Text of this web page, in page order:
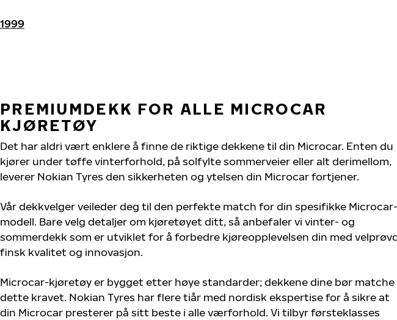
1999
PREMIUMDEKK FOR ALLE MICROCAR
KJØRETØY
Det har aldri vært enklere å finne de riktige dekkene til din Microcar. Enten du
kjører under tøffe vinterforhold, på solfylte sommerveier eller alt derimellom,
leverer Nokian Tyres den sikkerheten og ytelsen din Microcar fortjener.
Vår dekkvelger veileder deg til den perfekte match for din spesifikke Microcar-
modell. Bare velg detaljer om kjøretøyet ditt, så anbefaler vi vinter- og
sommerdekk som er utviklet for å forbedre kjøreopplevelsen din med
finsk kvalitet og innovasjon.
Microcar-kjøretøy er bygget etter høye standarder; dekkene dine bør matche
dette kravet. Nokian Tyres har flere tiår med nordisk ekspertise for å sikre at
din Microcar presterer på sitt beste i alle værforhold. Vi tilbyr førsteklasses